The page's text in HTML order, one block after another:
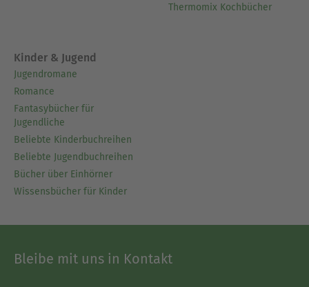
Thermomix Kochbücher
Kinder & Jugend
Jugendromane
Romance
Fantasybücher für
Jugendliche
Beliebte Kinderbuchreihen
Beliebte Jugendbuchreihen
Bücher über Einhörner
Wissensbücher für Kinder
Bleibe mit uns in Kontakt